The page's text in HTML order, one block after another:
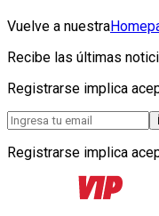
Vuelve a nuestra
Recibe las últimas
Registrarse implica
Registrarse implica